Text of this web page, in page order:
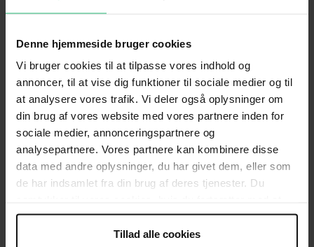
Denne hjemmeside bruger cookies
Vi bruger cookies til at tilpasse vores indhold og
annoncer, til at vise dig funktioner til sociale medier og til
at analysere vores trafik. Vi deler også oplysninger om
din brug af vores website med vores partnere inden for
sociale medier, annonceringspartnere og
analysepartnere. Vores partnere kan kombinere disse
data med andre oplysninger, du har givet dem, eller som
de har indsamlet fra din brug af deres tjenester. Du
anvende vores hjemmeside.
Tillad alle cookies
Menneskehandel
Hvordan genkender man tegn på, at et barn
eller en ung kan være offer for
menneskehandel?
Gennem fire års fokus på at styrke indsatsen
mod menneskehandel blandt mindreårige
asylansøgere, har Røde Kors Asylafdeling i
samarbejde med Center mod Menneskehandel
udviklet en række redskaber og værktøjer, som